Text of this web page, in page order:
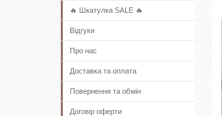
🔥 Шкатулка SALE 🔥
Відгуки
Про нас
Доставка та оплата
Повернення та обмін
Договір оферти